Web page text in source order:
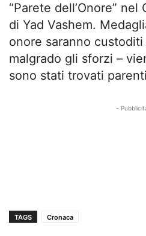
“Parete dell’Onore”
di Yad Vashem.
onore saranno
malgrado gli sforzi –
sono stati trovati
-
TAGS Cronaca